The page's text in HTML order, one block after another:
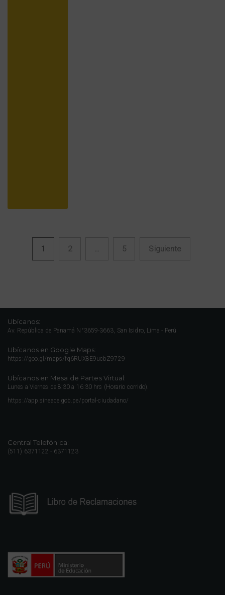
Navegación de entradas
1 2 … 5 Siguiente
Ubícanos:
Av. República de Panamá N°3659-3663, San Isidro, Lima - Perú
Ubícanos en Google Maps:
https://goo.gl/maps/fq6RUX8E9ucbZ9729
Ubícanos en Mesa de Partes Virtual:
Lunes a Viernes de 8:30 a 16:30 hrs (Horario corrido).
https://app.sineace.gob.pe/portal-ciudadano/
Central Telefónica:
(511) 6371122 - 6371123